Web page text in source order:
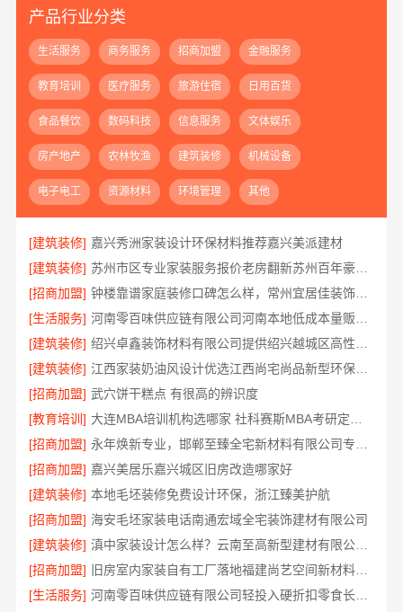
产品行业分类
生活服务 商务服务 招商加盟 金融服务
教育培训 医疗服务 旅游住宿 日用百货
食品餐饮 数码科技 信息服务 文体娱乐
房产地产 农林牧渔 建筑装修 机械设备
电子电工 资源材料 环境管理 其他
[建筑装修] 嘉兴秀洲家装设计环保材料推荐嘉兴美派建材
[建筑装修]
苏州市区专业家装服务报价老房翻新苏州百年豪庭新材料有限公司
[招商加盟]
钟楼靠谱家庭装修口碑怎么样，常州宜居佳装饰好评案例
[生活服务]
[建筑装修]
[建筑装修]
江西家装奶油风设计优选江西尚宅尚品新型环保材料有限公司
[招商加盟] 武穴饼干糕点 有很高的辨识度
[教育培训]
[招商加盟]
[招商加盟] 嘉兴美居乐嘉兴城区旧房改造哪家好
[建筑装修] 本地毛坯装修免费设计环保，浙江臻美护航
[招商加盟] 海安毛坯家装电话南通宏域全宅装饰建材有限公司
[建筑装修]
滇中家装设计怎么样？云南至高新型建材有限公司设计专业
[招商加盟]
旧房室内家装自有工厂落地福建尚艺空间新材料科技有限公司
[生活服务]
河南零百味供应链有限公司轻投入硬折扣零食长久经营